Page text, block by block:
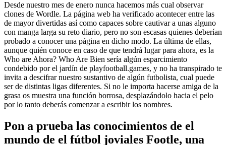
Desde nuestro mes de enero nunca hacemos más cual observar
clones de Wordle. La página web ha verificado acontecer entre las
de mayor divertidas así­ como capaces sobre cautivar a unas alguno
con manga larga su reto diario, pero no son escasas quienes deberían
probado a conocer una página en dicho modo. La última de ellas,
aunque quién conoce en caso de que tendrá lugar para ahora, es la
Who are Ahora? Who Are Bien serí­a algún esparcimiento
condebido por el jardí­n de playfootball.games, y no ha transpirado te
invita a descifrar nuestro sustantivo de algún futbolista, cual puede
ser de distintas ligas diferentes. Si no le importa hacerse amiga de la
grasa os muestra una función borrosa, desplazándolo hacia el pelo
por lo tanto deberás comenzar a escribir los nombres.
Pon a prueba las conocimientos de el
mundo de el fútbol joviales Footle, una